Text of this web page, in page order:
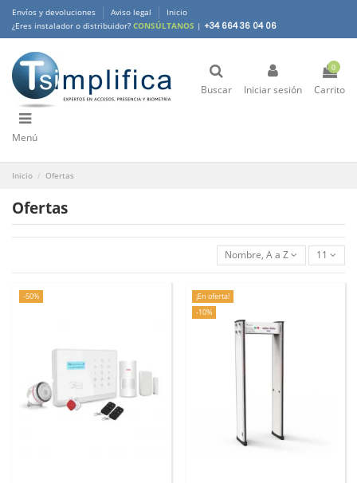
Envíos y devoluciones Aviso legal
Inicio
¿Eres instalador o distribuidor? CONSÚLTANOS | +34 664 36 04 06
Buscar Iniciar sesión
0
Carrito
Menú
Inicio Ofertas
Ofertas
Nombre, A a Z 11
-50%
¡En oferta!
-10%